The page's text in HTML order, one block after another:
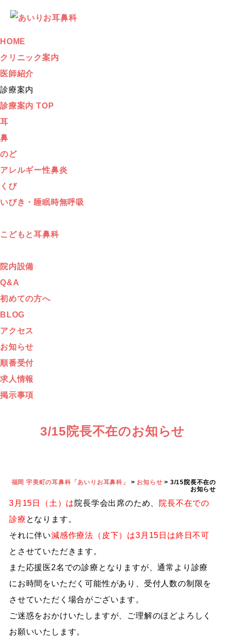
HOME
クリニック案内
医師紹介
診療案内
診療案内 TOP
耳
鼻
のど
アレルギー性鼻炎
くび
いびき・睡眠時無呼吸
こどもと耳鼻科
院内設備
Q&A
初めての方へ
BLOG
アクセス
お知らせ
順番受付
求人情報
掲示事項
3/15院長不在のお知らせ
福岡 宇美町の耳鼻科「あいりお耳鼻科」 > お知らせ > 3/15院長不在の
お知らせ
3月15日（土）は 院長学会出席のため、
院長不在での
診療 となります。
それに伴い減感作療法（皮下）は3月15日は終日不可
とさせていただきます。
また応援医2名での診療となりますが、通常より診療
にお時間をいただく可能性があり、受付人数の制限を
させていただく場合がございます。
ご迷惑をおかけいたしますが、ご理解のほどよろしく
お願いいたします。